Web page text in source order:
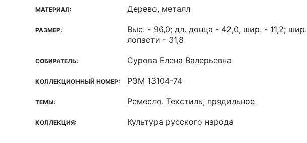
МАТЕРИАЛ: Дерево, металл
РАЗМЕР:
Выс. - 96,0; дл. донца - 42,0, шир. - 11,2; шир.
лопасти - 31,8
СОБИРАТЕЛЬ: Сурова Елена Валерьевна
КОЛЛЕКЦИОННЫЙ НОМЕР: РЭМ 13104-74
ТЕМЫ: Ремесло. Текстиль, прядильное
КОЛЛЕКЦИЯ: Культура русского народа